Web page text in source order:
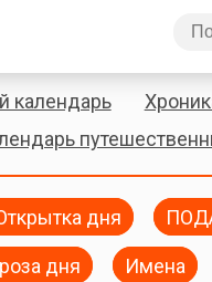
календарь
дня
дня Имена